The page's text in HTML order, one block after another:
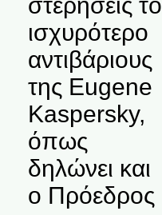
ισχυρότερο
αντιβάριους
της Eugene
Kaspersky,
όπως
δηλώνει και
ο Πρόεδρος